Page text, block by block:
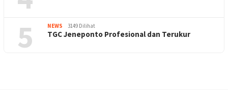
5 NEWS 3149 Dilihat
TGC Jeneponto Profesional dan Terukur